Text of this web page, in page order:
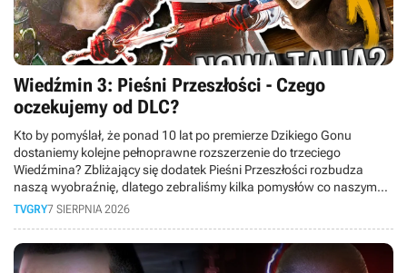
Wiedźmin 3: Pieśni Przeszłości - Czego
oczekujemy od DLC?
Kto by pomyślał, że ponad 10 lat po premierze Dzikiego Gonu
dostaniemy kolejne pełnoprawne rozszerzenie do trzeciego
Wiedźmina? Zbliżający się dodatek Pieśni Przeszłości rozbudza
naszą wyobraźnię, dlatego zebraliśmy kilka pomysłów co naszym
zdaniem mogłoby się pojawić w nadchodzącym rozszerzeniu
TVGRY7 SIERPNIA 2026